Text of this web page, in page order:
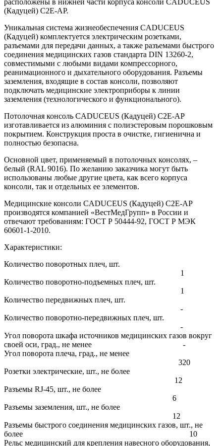
расположены в нижней части корпуса консоли CADUCEUS
(Кадуцей) C2E-AP.
Уникальная система жизнеобеспечения CADUCEUS
(Кадуцей) комплектуется электрическим розетками,
разъемами для передачи данных, а также разъемами быстрого
соединения медицинских газов стандарта DIN 13260-2,
совместимыми с любыми видами компрессорного,
реанимационного и дыхательного оборудования. Разъемы
заземления, входящие в состав консоли, позволяют
подключать медицинские электроприборы к линии
заземления (технологического и функционального).
Потолочная консоль CADUCEUS (Кадуцей) C2E-AP
изготавливается из алюминия с полиэстеровым порошковым
покрытием. Конструкция проста в очистке, гигиенична и
полностью безопасна.
Основной цвет, применяемый в потолочных консолях, –
белый (RAL 9016). По желанию заказчика могут быть
использованы любые другие цвета, как всего корпуса
консоли, так и отдельных ее элементов.
Медицинские консоли CADUCEUS (Кадуцей) C2E-AP
производятся компанией «ВестМедГрупп» в России и
отвечают требованиям: ГОСТ Р 50444-92, ГОСТ Р МЭК
60601-1-2010.
Характеристики:
Количество поворотных плеч, шт.
1
Количество поворотно-подъемных плеч, шт.
1
Количество передвижных плеч, шт.
-
Количество поворотно-передвижных плеч, шт.
-
Угол поворота шкафа источников медицинских газов вокруг
своей оси, град., не менее -
Угол поворота плеча, град., не менее
320
Розетки электрические, шт., не более
12
Разъемы RJ-45, шт., не более
6
Разъемы заземления, шт., не более
12
Разъемы быстрого соединения медицинских газов, шт., не
более 10
Рельс медицинский для крепления навесного оборудования,